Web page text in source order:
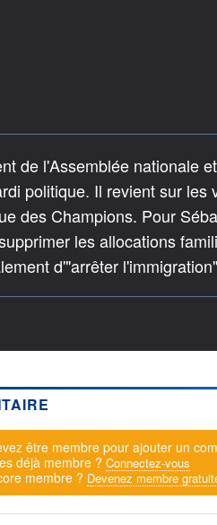
de l'Assemblée nationale
politique. Il revient sur
des Champions. Pour
les allocations
d'"arrêter
d'alerte
être membre pour ajouter un
déjà membre ? Connectez-vous
membre ? Devenez membre